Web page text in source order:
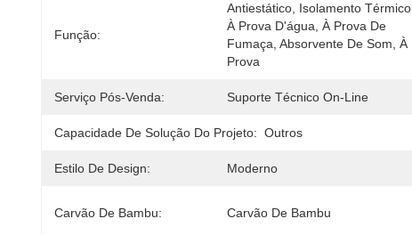
Função:
Antiestático, Isolamento Térmico,
À Prova D'água, À Prova De
Fumaça, Absorvente De Som, À
Prova
Serviço Pós-Venda: Suporte Técnico On-Line
Capacidade De Solução Do Projeto: Outros
Estilo De Design: Moderno
Carvão De Bambu: Carvão De Bambu